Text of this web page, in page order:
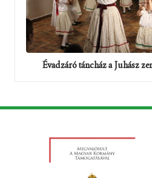
Évadzáró táncház a Juhász